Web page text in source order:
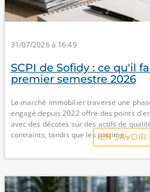
31/07/2026 à 16:49
SCPI de Sofidy : ce qu'il
premier semestre 2026
Le marché immobilier traverse une
engagé depuis 2022 offre des points
avec des décotes sur des actifs de
contraints, tandis que les patrimo...
EN SAVOIR